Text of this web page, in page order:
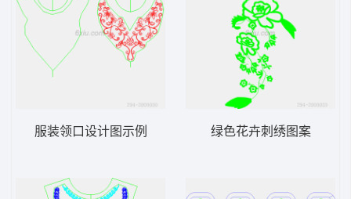
服装领口设计图示例 绿色花卉刺绣图案